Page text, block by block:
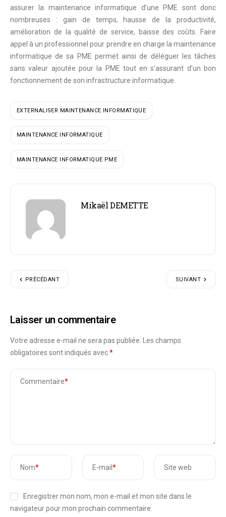
assurer la maintenance informatique d’une PME sont donc
nombreuses : gain de temps, hausse de la productivité,
amélioration de la qualité de service, baisse des coûts. Faire
appel à un professionnel pour prendre en charge la maintenance
informatique de sa PME permet ainsi de déléguer les tâches
sans valeur ajoutée pour la PME tout en s’assurant d’un bon
fonctionnement de son infrastructure informatique
EXTERNALISER MAINTENANCE INFORMATIQUE
MAINTENANCE INFORMATIQUE
MAINTENANCE INFORMATIQUE PME
Mikaël DEMETTE
PRÉCÉDANT SUIVANT
Laisser un commentaire
Votre adresse e-mail ne sera pas publiée.
Les champs
obligatoires sont indiqués avec*
Commentaire*
Nom* E-mail * Site web
Enregistrer mon nom, mon e-mail et mon site dans le
navigateur pour mon prochain commentaire.